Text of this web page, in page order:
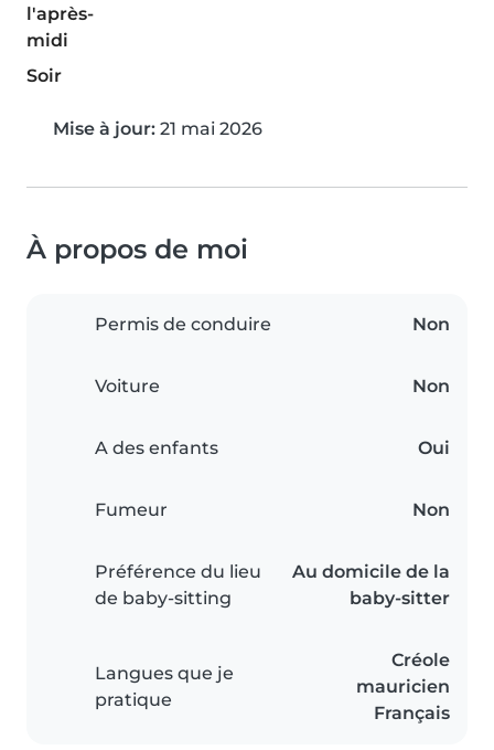
l'après-
midi
Soir
Mise à jour: 21 mai 2026
À propos de moi
Permis de conduire Non
Voiture Non
A des enfants Oui
Fumeur Non
Préférence du lieu
de baby-sitting
Au domicile de la
baby-sitter
Langues que je
pratique
Créole
mauricien
Français